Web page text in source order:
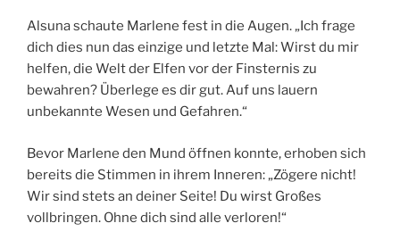
Alsuna schaute Marlene fest in die Augen. „Ich frage
dich dies nun das einzige und letzte Mal: Wirst du mir
helfen, die Welt der Elfen vor der Finsternis zu
bewahren? Überlege es dir gut. Auf uns lauern
unbekannte Wesen und Gefahren.“
Bevor Marlene den Mund öffnen konnte, erhoben sich
bereits die Stimmen in ihrem Inneren: „Zögere nicht!
Wir sind stets an deiner Seite! Du wirst Großes
vollbringen. Ohne dich sind alle verloren!“